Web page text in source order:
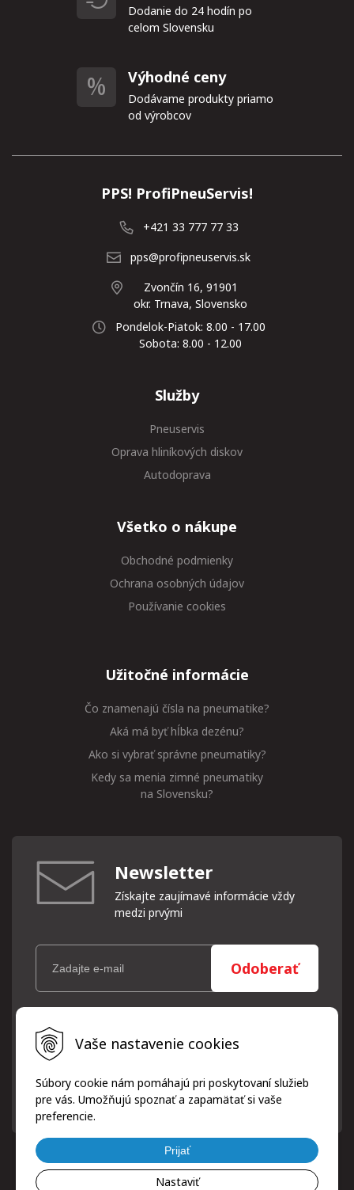
Vaše nastavenie cookies
Súbory cookie nám pomáhajú pri poskytovaní služieb
pre vás. Umožňujú spoznať a zapamätať si vaše
preferencie.
Prijať
Nastaviť
Dodanie do 24 hodín po
celom Slovensku
Výhodné ceny
Dodávame produkty priamo
od výrobcov
PPS! ProfiPneuServis!
+421 33 777 77 33
pps@profipneuservis.sk
Zvončín 16, 91901
okr. Trnava, Slovensko
Pondelok-Piatok: 8.00 - 17.00
Sobota: 8.00 - 12.00
Služby
Pneuservis
Oprava hliníkových diskov
Autodoprava
Všetko o nákupe
Obchodné podmienky
Ochrana osobných údajov
Používanie cookies
Užitočné informácie
Čo znamenajú čísla na pneumatike?
Aká má byť hĺbka dezénu?
Ako si vybrať správne pneumatiky?
Kedy sa menia zimné pneumatiky
na Slovensku?
Newsletter
Získajte zaujímavé informácie vždy
medzi prvými
Odoberať
Vaše osobné údaje (email) budeme spracovávať len za týmto
účelom v súlade s platnou legislatívou a zásadami ochrany
osobných údajov. Súhlas potvrdíte kliknutím na odkaz, ktorý
písomne, emailom alebo kliknutím na odkaz z ktoréhokoľvek
informačného emailu.